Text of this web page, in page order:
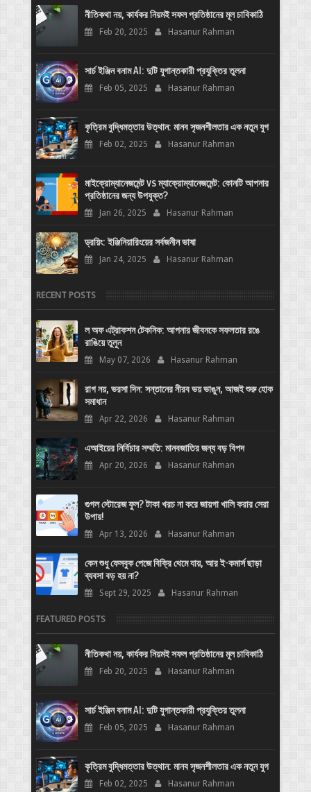
নীতিকথা নয়, কার্যকর নিয়মই সফল প্রতিষ্ঠানের মূল চাবিকাঠি
Feb 20, 2025 Hasanur Rahman
সার্চ ইঞ্জিন বনাম AI: দুটি যুগান্তকারী প্রযুক্তির তুলনা
Feb 05, 2025 Hasanur Rahman
কৃত্রিম বুদ্ধিমত্তার উত্থান: মানব সৃজনশীলতার এক নতুন যুগ
Feb 02, 2025 Hasanur Rahman
মাইক্রোম্যানেজমেন্ট vs ম্যাক্রোম্যানেজমেন্ট: কোনটি আপনার
প্রতিষ্ঠানের জন্য উপযুক্ত?
Jan 26, 2025 Hasanur Rahman
ড্রয়িং: ইঞ্জিনিয়ারিংয়ের সর্বজনীন ভাষা
Jan 24, 2025 Hasanur Rahman
RECENT POSTS
ল অফ এট্রাকশন টেকনিক: আপনার জীবনকে সফলতার রঙে
রাঙিয়ে তুলুন
May 07, 2026 Hasanur Rahman
রাগ নয়, ভরসা দিন: সন্তানের নীরব ভয় ভাঙুন, আজই শুরু হোক
সমাধান
Apr 22, 2026 Hasanur Rahman
এআইয়ের নির্বিচার সম্মতি: মানবজাতির জন্য বড় বিপদ
Apr 20, 2026 Hasanur Rahman
গুগল স্টোরেজ ফুল? টাকা খরচ না করে জায়গা খালি করার সেরা
উপায়!
Apr 13, 2026 Hasanur Rahman
কেন শুধু ফেসবুক পেজে বিক্রি থেমে যায়, আর ই-কমার্স ছাড়া
ব্যবসা বড় হয় না?
Sept 29, 2025 Hasanur Rahman
FEATURED POSTS
নীতিকথা নয়, কার্যকর নিয়মই সফল প্রতিষ্ঠানের মূল চাবিকাঠি
Feb 20, 2025 Hasanur Rahman
সার্চ ইঞ্জিন বনাম AI: দুটি যুগান্তকারী প্রযুক্তির তুলনা
Feb 05, 2025 Hasanur Rahman
কৃত্রিম বুদ্ধিমত্তার উত্থান: মানব সৃজনশীলতার এক নতুন যুগ
Feb 02, 2025 Hasanur Rahman